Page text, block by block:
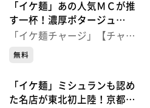
「イケ麺」あの人気ＭＣが推
す一杯！濃厚ポタージュ
系“鶏そば” 【麺屋 くまが
「イケ麺チャージ」【チャー
ジ！】
無料
「イケ麺」ミシュランも認め
た名店が東北初上陸！京都白